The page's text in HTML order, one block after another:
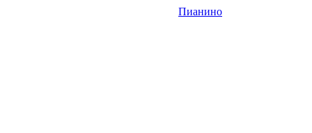
Пианино